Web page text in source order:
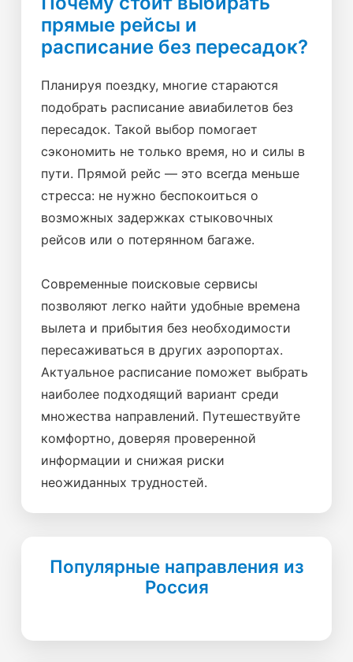
прямые рейсы и
расписание без пересадок?
Планируя поездку, многие стараются
подобрать расписание авиабилетов без
пересадок. Такой выбор помогает
сэкономить не только время, но и силы в
пути. Прямой рейс — это всегда меньше
стресса: не нужно беспокоиться о
возможных задержках стыковочных
рейсов или о потерянном багаже.
Современные поисковые сервисы
позволяют легко найти удобные времена
вылета и прибытия без необходимости
пересаживаться в других аэропортах.
Актуальное расписание поможет выбрать
наиболее подходящий вариант среди
множества направлений. Путешествуйте
комфортно, доверяя проверенной
информации и снижая риски
неожиданных трудностей.
Популярные направления из
Россия